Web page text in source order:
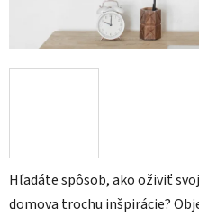
Hľadáte spôsob, ako oživiť
domova trochu inšpirácie?